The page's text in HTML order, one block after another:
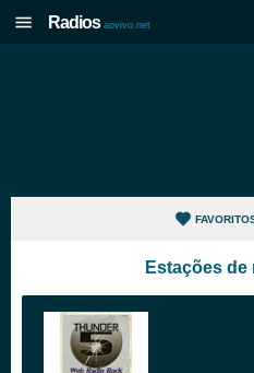
Radios aovivo.net
Estações